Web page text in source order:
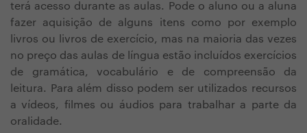
terá acesso durante as aulas. Pode o aluno ou a aluna
fazer aquisição de alguns itens como por exemplo
livros ou livros de exercício, mas na maioria das vezes
no preço das aulas de língua estão incluídos exercícios
de gramática, vocabulário e de compreensão da
leitura. Para além disso podem ser utilizados recursos
a vídeos, filmes ou áudios para trabalhar a parte da
oralidade.